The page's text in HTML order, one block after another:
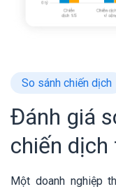
So sánh chiến dịch
Đánh giá
chiến dịch
Một doanh nghiệp